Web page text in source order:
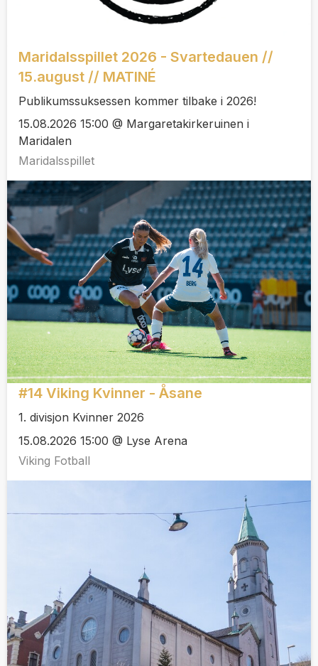
Maridalsspillet 2026 - Svartedauen //
15.august // MATINÉ
Publikumssuksessen kommer tilbake i 2026!
15.08.2026 15:00 @ Margaretakirkeruinen i
Maridalen
Maridalsspillet
#14 Viking Kvinner - Åsane
1. divisjon Kvinner 2026
15.08.2026 15:00 @ Lyse Arena
Viking Fotball